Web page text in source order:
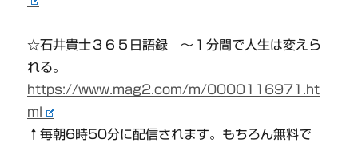
☆石井貴士３６５日語録 〜１分間で人生は変えら
れる。
https://www.mag2.com/m/0000116971.ht
ml
↑毎朝6時50分に配信されます。もちろん無料で